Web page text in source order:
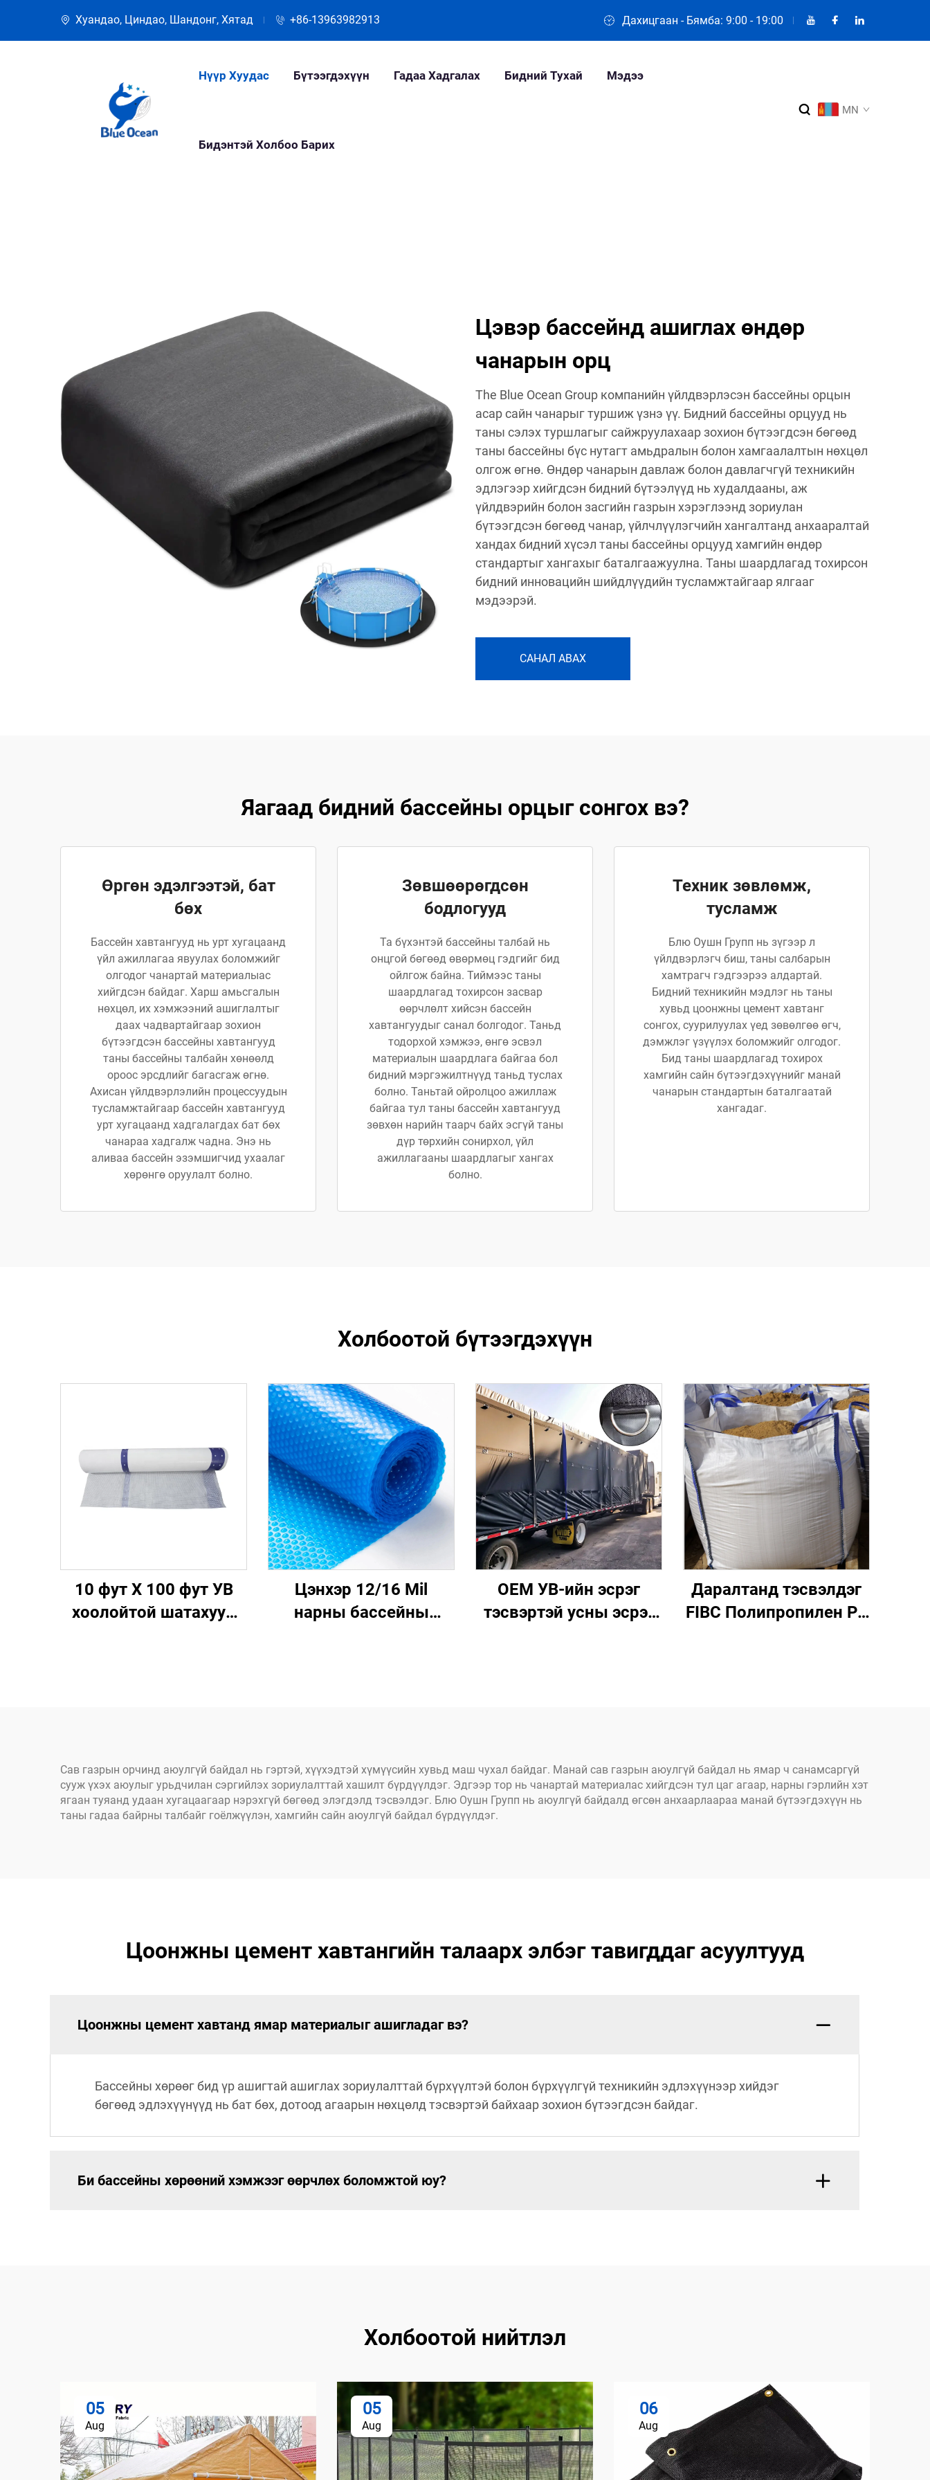
Хуандао, Циндао, Шандонг, Хятад +86-13963982913 Дахицгаан - Бямба: 9:00 - 19:00
Нүүр Хуудас Бүтээгдэхүүн Гадаа Хадгалах Бидний Тухай Мэдээ
Бидэнтэй Холбоо Барих
MN
Цэвэр бассейнд ашиглах өндөр
чанарын орц
The Blue Ocean Group компанийн үйлдвэрлэсэн бассейны орцын
асар сайн чанарыг туршиж үзнэ үү. Бидний бассейны орцууд нь
таны сэлэх туршлагыг сайжруулахаар зохион бүтээгдсэн бөгөөд
таны бассейны бүс нутагт амьдралын болон хамгаалалтын нөхцөл
олгож өгнө. Өндөр чанарын давлаж болон давлагчгүй техникийн
эдлэгээр хийгдсэн бидний бүтээлүүд нь худалдааны, аж
үйлдвэрийн болон засгийн газрын хэрэглээнд зориулан
бүтээгдсэн бөгөөд чанар, үйлчлүүлэгчийн хангалтанд анхааралтай
хандах бидний хүсэл таны бассейны орцууд хамгийн өндөр
стандартыг хангахыг баталгаажуулна. Таны шаардлагад тохирсон
бидний инновацийн шийдлүүдийн тусламжтайгаар ялгааг
мэдээрэй.
САНАЛ АВАХ
Яагаад бидний бассейны орцыг сонгох вэ?
Өргөн эдэлгээтэй, бат
бөх
Бассейн хавтангууд нь урт хугацаанд
үйл ажиллагаа явуулах боломжийг
олгодог чанартай материалыас
хийгдсэн байдаг. Харш амьсгалын
нөхцөл, их хэмжээний ашиглалтыг
даах чадвартайгаар зохион
бүтээгдсэн бассейны хавтангууд
таны бассейны талбайн хөнөөлд
ороос эрсдлийг багасгаж өгнө.
Ахисан үйлдвэрлэлийн процессуудын
тусламжтайгаар бассейн хавтангууд
урт хугацаанд хадгалагдах бат бөх
чанараа хадгалж чадна. Энэ нь
аливаа бассейн эзэмшигчид ухаалаг
хөрөнгө оруулалт болно.
Зөвшөөрөгдсөн
бодлогууд
Та бүхэнтэй бассейны талбай нь
онцгой бөгөөд өвөрмөц гэдгийг бид
ойлгож байна. Тиймээс таны
шаардлагад тохирсон засвар
өөрчлөлт хийсэн бассейн
хавтангуудыг санал болгодог. Таньд
тодорхой хэмжээ, өнгө эсвэл
материалын шаардлага байгаа бол
бидний мэргэжилтнүүд таньд туслах
болно. Таньтай ойролцоо ажиллаж
байгаа тул таны бассейн хавтангууд
зөвхөн нарийн таарч байх эсгүй таны
дүр төрхийн сонирхол, үйл
ажиллагааны шаардлагыг хангах
болно.
Техник зөвлөмж,
тусламж
Блю Оушн Групп нь зүгээр л
үйлдвэрлэгч биш, таны салбарын
хамтрагч гэдгээрээ алдартай.
Бидний техникийн мэдлэг нь таны
хувьд цоонжны цемент хавтанг
сонгох, суурилуулах үед зөвөлгөө өгч,
дэмжлэг үзүүлэх боломжийг олгодог.
Бид таны шаардлагад тохирох
хамгийн сайн бүтээгдэхүүнийг манай
чанарын стандартын баталгаатай
хангадаг.
Холбоотой бүтээгдэхүүн
10 фут X 100 фут УВ
хоолойтой шатахуун
Цэнхэр 12/16 Mil
нарны бассейны
OEM УВ-ийн эсрэг
тэсвэртэй усны эсрэг
Даралтанд тэсвэлдэг
FIBC Полипропилен PP
Сав газрын орчинд аюулгүй байдал нь гэртэй, хүүхэдтэй хүмүүсийн хувьд маш чухал байдаг. Манай сав газрын аюулгүй байдал нь ямар ч санамсаргүй
сууж үхэх аюулыг урьдчилан сэргийлэх зориулалттай хашилт бүрдүүлдэг. Эдгээр тор нь чанартай материалас хийгдсэн тул цаг агаар, нарны гэрлийн хэт
ягаан туяанд удаан хугацаагаар нэрэхгүй бөгөөд элэгдэлд тэсвэлдэг. Блю Оушн Групп нь аюулгүй байдалд өгсөн анхаарлаараа манай бүтээгдэхүүн нь
таны гадаа байрны талбайг гоёлжүүлэн, хамгийн сайн аюулгүй байдал бүрдүүлдэг.
Цоонжны цемент хавтангийн талаарх элбэг тавигддаг асуултууд
Цоонжны цемент хавтанд ямар материалыг ашигладаг вэ?
Бассейны хөрөөг бид үр ашигтай ашиглах зориулалттай бүрхүүлтэй болон бүрхүүлгүй техникийн эдлэхүүнээр хийдэг
бөгөөд эдлэхүүнүүд нь бат бөх, дотоод агаарын нөхцөлд тэсвэртэй байхаар зохион бүтээгдсэн байдаг.
Би бассейны хөрөөний хэмжээг өөрчлөх боломжтой юу?
Холбоотой нийтлэл
05
Aug
05
Aug
06
Aug